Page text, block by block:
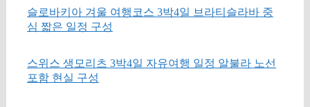
슬로바키아 겨울 여행코스 3박4일 브라티슬라바 중
심 짧은 일정 구성
스위스 생모리츠 3박4일 자유여행 일정 알불라 노선
포함 현실 구성